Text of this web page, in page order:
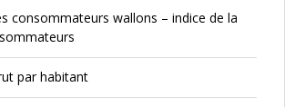
consommateurs wallons – indice de la
par habitant